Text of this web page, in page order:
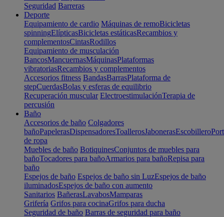
Seguridad Barreras
Deporte
Equipamiento de cardio Máquinas de remoBicicletas
spinningElípticasBicicletas estáticasRecambios y
complementosCintasRodillos
Equipamiento de musculación
BancosMancuernasMáquinasPlataformas
vibratoriasRecambios y complementos
Accesorios fitness BandasBarrasPlataforma de
stepCuerdasBolas y esferas de equilibrio
Recuperación muscular ElectroestimulaciónTerapia de
percusión
Baño
Accesorios de baño Colgadores
bañoPapelerasDispensadoresToallerosJabonerasEscobillero
de ropa
Muebles de baño BotiquinesConjuntos de muebles para
bañoTocadores para bañoArmarios para bañoRepisa para
baño
Espejos de baño Espejos de baño sin LuzEspejos de baño
iluminadosEspejos de baño con aumento
Sanitarios BañerasLavabosMamparas
Grifería Grifos para cocinaGrifos para ducha
Seguridad de baño Barras de seguridad para baño